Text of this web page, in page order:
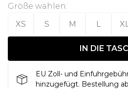
Größe wählen:
XS
S M L
IN DIE
EU Zoll- und
hinzugefügt. Bestellung